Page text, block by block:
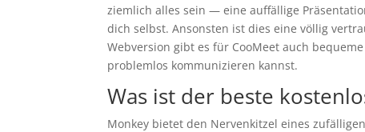
ziemlich alles sein — eine auffällige
dich selbst. Ansonsten ist dies eine völlig
Webversion gibt es für CooMeet auch
problemlos kommunizieren kannst.
Was ist der beste
Monkey bietet den Nervenkitzel eines